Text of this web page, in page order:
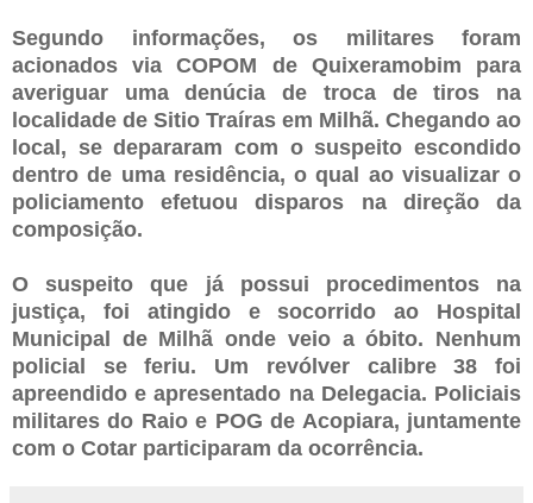
Segundo informações, os militares foram
acionados via COPOM de Quixeramobim para
averiguar uma denúcia de troca de tiros na
localidade de Sitio Traíras em Milhã. Chegando ao
local, se depararam com o suspeito escondido
dentro de uma residência, o qual ao visualizar o
policiamento efetuou disparos na direção da
composição.
O suspeito que já possui procedimentos na
justiça, foi atingido e socorrido ao Hospital
Municipal de Milhã onde veio a óbito. Nenhum
policial se feriu. Um revólver calibre 38 foi
apreendido e apresentado na Delegacia. Policiais
militares do Raio e POG de Acopiara, juntamente
com o Cotar participaram da ocorrência.